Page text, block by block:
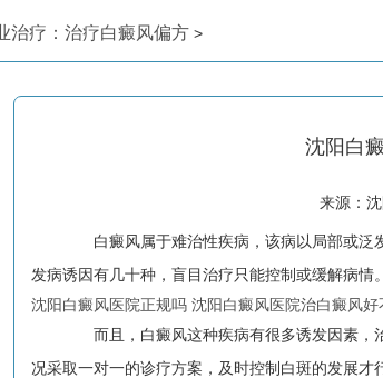
治疗：治疗白癜风偏方 >
沈阳白
来源：
白癜风属于难治性疾病，该病以局部或泛
发病诱因有几十种，盲目治疗只能控制或缓解病情
沈阳白癜风医院正规吗 沈阳白癜风医院治白癜风好
而且，白癜风这种疾病有很多诱发因素，
况采取一对一的诊疗方案，及时控制白斑的发展才